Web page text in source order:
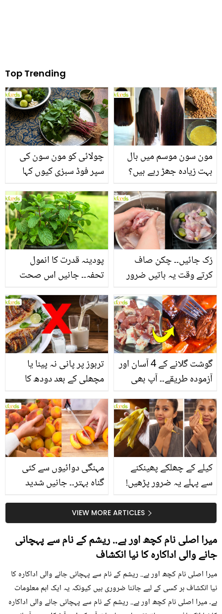
Top Trending
چولائی کو مون سون کی
سپر فوڈ سبزی کیوں کہا
منرلز اور اینٹی آکسیڈنٹس
سے بھرپور اس سبزی کے
فائدے
مون سون موسم میں بال
بہت زیادہ جھڑ رہے ہیں؟
بنانے کے چند قدرتی طریقے
پودینہ قدرت کا انمول
تحفہ۔۔ جانیں اس صحت
انگیز طبی فوائد
رُک جائیں۔۔ چکن صاف
کرتے وقت یہ باتیں ضرور
تربوز پر پانی نہ پینا یا
مچھلی کے بعد دودھ کا
سے متعلق غلط فہمیوں کی
حقیقت کیا ہے اور افواہ
کیا؟
گوشت گلانے کے 4 آسان اور
آزمودہ طریقے۔۔ آپ بھی
بتائے راز
مہنگی دوائیوں سے کئی
گناہ بہتر۔۔ جانیں شدید
کیوں کھانا چاہیے؟
کیلے کے چھلکے پھینکنے
سے پہلے یہ ضرور پڑھیں!
سستا اور قدرتی حلVIEW MORE ARTICLES
میرا اصلی نام کچھ اور ہے.. ریشم کے نام سے پہچانی
جانے والی اداکارہ کا نیا انکشاف
میرا اصلی نام کچھ اور ہے.. ریشم کے نام سے پہچانی جانے والی اداکارہ کا
نیا انکشاف ہر کسی کے لیے جاننا ضروری ہیں کیونکہ یہ ایک اہم معلومات
ہے۔ میرا اصلی نام کچھ اور ہے.. ریشم کے نام سے پہچانی جانے والی اداکارہ